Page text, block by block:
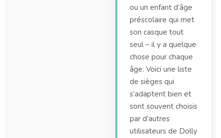
ou un enfant d’âge
préscolaire qui met
son casque tout
seul – il y a quelque
chose pour chaque
âge. Voici une liste
de sièges qui
s’adaptent bien et
sont souvent choisis
par d’autres
utilisateurs de Dolly